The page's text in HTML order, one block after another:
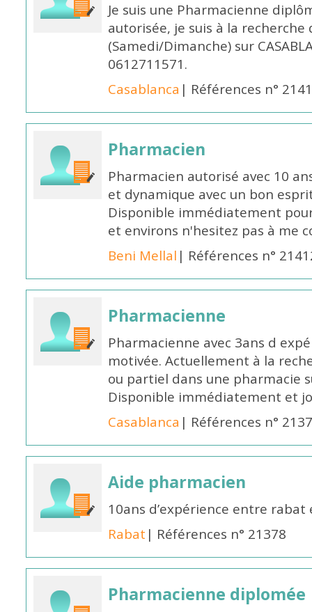
Je suis une Pharmacienne
autorisée, je suis à la
(Samedi/Dimanche) sur
0612711571.
Casablanca | Références n°
Pharmacien
Pharmacien autorisé avec 10
et dynamique avec un bon
Disponible immédiatement
et environs n'hesitez pas à me
Beni Mellal | Références n°
Pharmacienne
Pharmacienne avec 3ans d
motivée. Actuellement à la
ou partiel dans une pharmacie
Disponible immédiatement et
Casablanca | Références n°
Aide pharmacien
10ans d’expérience entre
Rabat | Références n° 21378
Pharmacienne diplomée